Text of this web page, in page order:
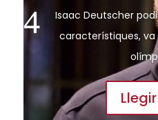
Isaac Deutscher
característiques, va